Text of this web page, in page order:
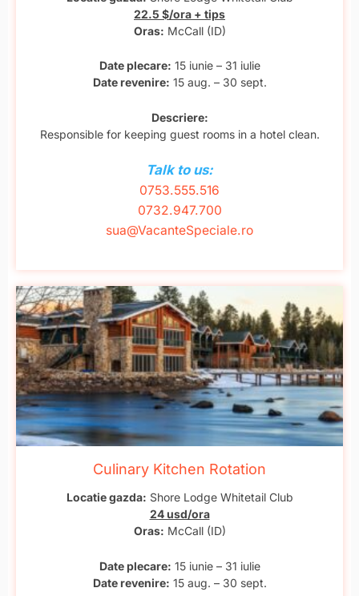
22.5 $/ora + tips
Oras: McCall (ID)
Date plecare: 15 iunie – 31 iulie
Date revenire: 15 aug. – 30 sept.
Descriere:
Responsible for keeping guest rooms in a hotel clean.
Talk to us:
0753.555.516
0732.947.700
sua@VacanteSpeciale.ro
Culinary Kitchen Rotation
Locatie gazda: Shore Lodge Whitetail Club
24 usd/ora
Oras: McCall (ID)
Date plecare: 15 iunie – 31 iulie
Date revenire: 15 aug. – 30 sept.